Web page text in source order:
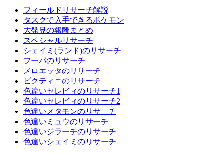
フィールドリサーチ解説
タスクで入手できるポケモン
大発見の報酬まとめ
スペシャルリサーチ
シェイミ(ランド)のリサーチ
フーパのリサーチ
メロエッタのリサーチ
ビクティニのリサーチ
色違いセレビィのリサーチ1
色違いセレビィのリサーチ2
色違いメタモンのリサーチ
色違いミュウのリサーチ
色違いジラーチのリサーチ
色違いシェイミのリサーチ